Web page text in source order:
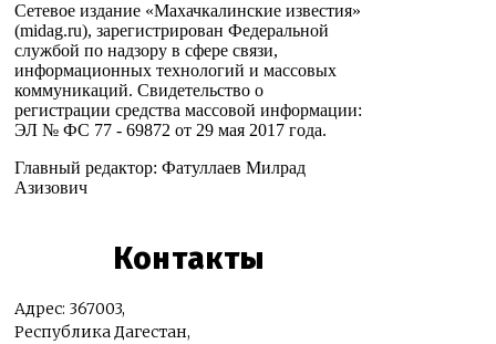
Сетевое издание «Махачкалинские известия»
(midag.ru), зарегистрирован Федеральной
службой по надзору в сфере связи,
информационных технологий и массовых
коммуникаций. Свидетельство о
регистрации средства массовой информации:
ЭЛ № ФС 77 - 69872 от 29 мая 2017 года.
Главный редактор: Фатуллаев Милрад
Азизович
Контакты
Адрес: 367003,
Республика Дагестан,